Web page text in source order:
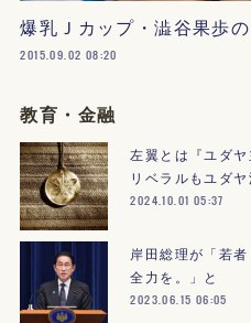
爆乳Ｊカップ・澁谷果歩
2015.09.02 08:20
教育・金融
左翼とは『ユダヤ
リベラルもユダヤ
2024.10.01 05:37
岸田総理が「若
全力を。」と
2023.06.15 06:05